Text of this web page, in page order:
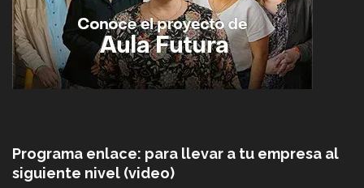
Programa enlace: para llevar a tu empresa al
siguiente nivel (video)